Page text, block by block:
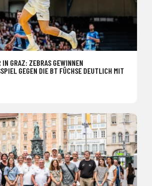
IN GRAZ: ZEBRAS GEWINNEN
GEGEN DIE BT FÜCHSE DEUTLICH MIT